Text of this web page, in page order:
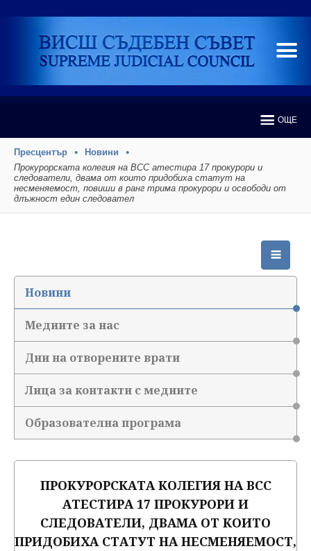
ОЩЕ
Пресцентър
Новини
Прокурорската колегия на ВСС атестира 17 прокурори и
следователи, двама от които придобиха статут на
несменяемост, повиши в ранг трима прокурори и освободи от
длъжност един следовател
Новини
Медиите за нас
Дни на отворените врати
Лица за контакти с медиите
Образователна програма
ПРОКУРОРСКАТА КОЛЕГИЯ НА ВСС
АТЕСТИРА 17 ПРОКУРОРИ И
СЛЕДОВАТЕЛИ, ДВАМА ОТ КОИТО
ПРИДОБИХА СТАТУТ НА НЕСМЕНЯЕМОСТ,